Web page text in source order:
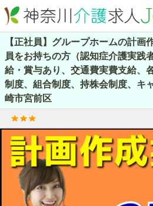
【正社員】グループホームの計
員をお持ちの方（認知症介護実
給・賞与あり、交通費実費支給、
制度、組合制度、持株会制度、
崎市宮前区